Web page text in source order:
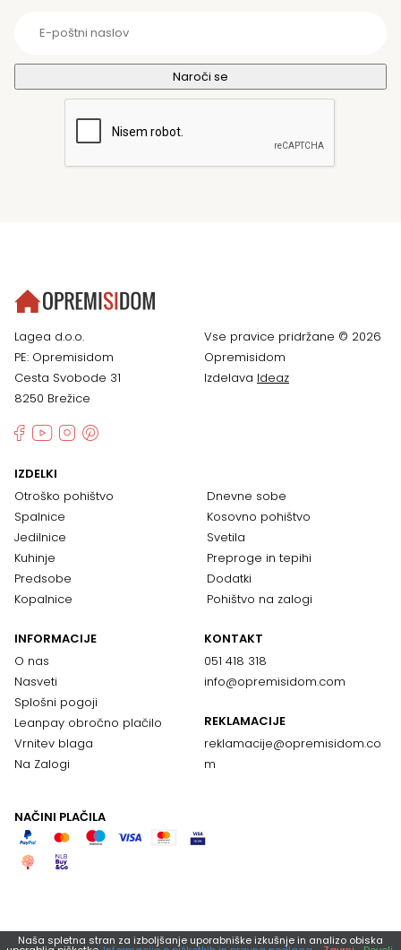
Lagea d.o.o.
PE: Opremisidom
Cesta Svobode 31
8250 Brežice
Vse pravice pridržane © 2026
Opremisidom
Izdelava Ideaz
IZDELKI
Otroško pohištvo
Spalnice
Jedilnice
Kuhinje
Predsobe
Kopalnice
Dnevne sobe
Kosovno pohištvo
Svetila
Preproge in tepihi
Dodatki
Pohištvo na zalogi
INFORMACIJE
O nas
Nasveti
Splošni pogoji
Leanpay obročno plačilo
Vrnitev blaga
Na Zalogi
KONTAKT
051 418 318
info@opremisidom.com
REKLAMACIJE
reklamacije@opremisidom.co
m
NAČINI PLAČILA
Naša spletna stran za izboljšanje uporabniške izkušnje in analizo obiska